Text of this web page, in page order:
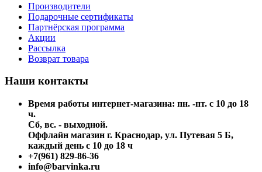
Производители
Подарочные сертификаты
Партнёрская программа
Акции
Рассылка
Возврат товара
Наши контакты
Время работы интернет-магазина: пн. -пт. с 10 до 18
ч.
Сб, вс. - выходной.
Оффлайн магазин г. Краснодар, ул. Путевая 5 Б,
каждый день с 10 до 18 ч
+7(961) 829-86-36
info@barvinka.ru